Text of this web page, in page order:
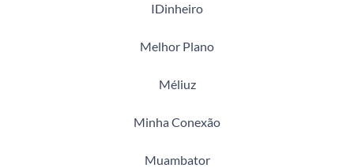
IDinheiro
Melhor Plano
Méliuz
Minha Conexão
Muambator